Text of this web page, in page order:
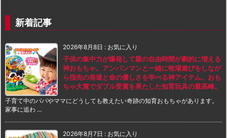
新着記事
2026年8月8日 : お気に入り
子供の集中力が爆発して親の自由時間が劇的に増える
神おもちゃ。アンパンマンと一緒に牧場遊びをしなが
ら指先の発達と命の優しさを学べる神アイテム。おも
ちゃ大賞でダブル受賞を果たした知育玩具の最高峰。
子育て中のパパやママにどうしても教えたい奇跡の知育おもちゃがあります。
家事に追わ ...
2026年8月7日 : お気に入り